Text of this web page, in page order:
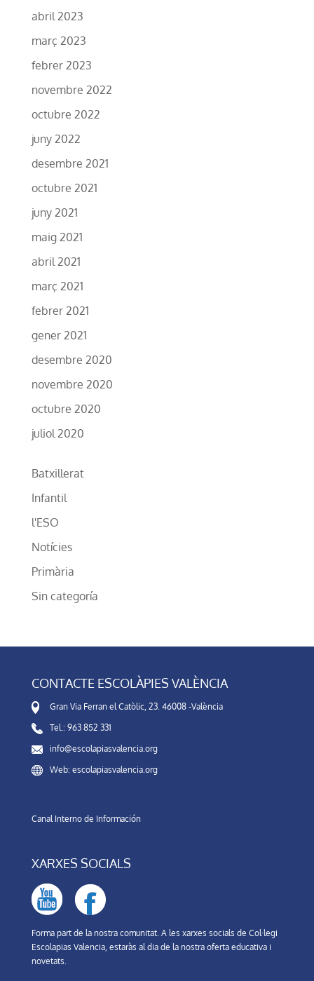
abril 2023
març 2023
febrer 2023
novembre 2022
octubre 2022
juny 2022
desembre 2021
octubre 2021
juny 2021
maig 2021
abril 2021
març 2021
febrer 2021
gener 2021
desembre 2020
novembre 2020
octubre 2020
juliol 2020
Batxillerat
Infantil
l'ESO
Notícies
Primària
Sin categoría
CONTACTE ESCOLÀPIES VALÈNCIA
Gran Via Ferran el Catòlic, 23. 46008 -València
Tel.: 963 852 331
info@escolapiasvalencia.org
Web: escolapiasvalencia.org
Canal Interno de Información
XARXES SOCIALS
Forma part de la nostra comunitat. A les xarxes socials de Col·legi
Escolapias Valencia, estaràs al dia de la nostra oferta educativa i
novetats.